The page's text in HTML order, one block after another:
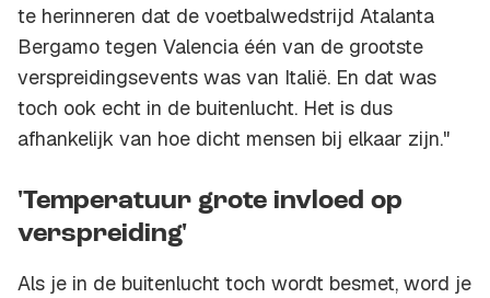
te herinneren dat de voetbalwedstrijd Atalanta
Bergamo tegen Valencia één van de grootste
verspreidingsevents was van Italië. En dat was
toch ook echt in de buitenlucht. Het is dus
afhankelijk van hoe dicht mensen bij elkaar zijn."
'Temperatuur grote invloed op
verspreiding'
Als je in de buitenlucht toch wordt besmet, word je